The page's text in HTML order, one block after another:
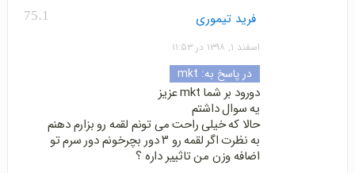
75.1 فرید تیموری
اسفند ۱, ۱۳۹۸ در ۱۱:۵۳
در پاسخ به: mkt
دورود بر شما mkt عزیز
یه سوال داشتم
حالا که خیلی راحت می تونم لقمه رو بزارم دهنم
به نظرت اگر لقمه رو ۳ دور بچرخونم دور سرم تو
اضافه وزن من تاثییر داره ؟